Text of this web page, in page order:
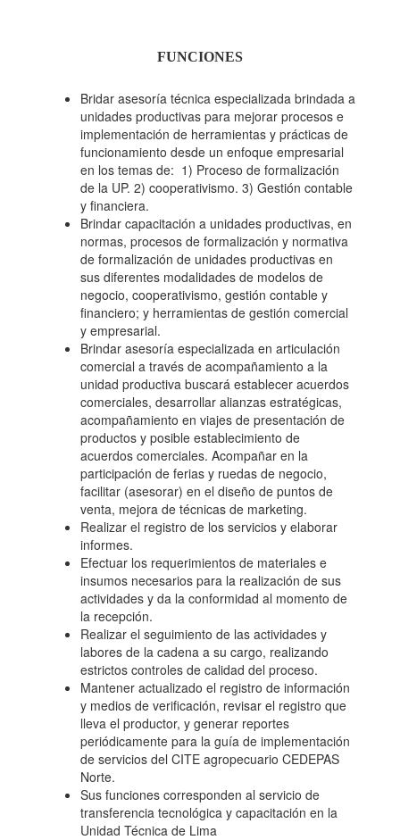
FUNCIONES
Bridar asesoría técnica especializada brindada a
unidades productivas para mejorar procesos e
implementación de herramientas y prácticas de
funcionamiento desde un enfoque empresarial
en los temas de: 1) Proceso de formalización
de la UP. 2) cooperativismo. 3) Gestión contable
y financiera.
Brindar capacitación a unidades productivas, en
normas, procesos de formalización y normativa
de formalización de unidades productivas en
sus diferentes modalidades de modelos de
negocio, cooperativismo, gestión contable y
financiero; y herramientas de gestión comercial
y empresarial.
Brindar asesoría especializada en articulación
comercial a través de acompañamiento a la
unidad productiva buscará establecer acuerdos
comerciales, desarrollar alianzas estratégicas,
acompañamiento en viajes de presentación de
productos y posible establecimiento de
acuerdos comerciales. Acompañar en la
participación de ferias y ruedas de negocio,
facilitar (asesorar) en el diseño de puntos de
venta, mejora de técnicas de marketing.
Realizar el registro de los servicios y elaborar
informes.
Efectuar los requerimientos de materiales e
insumos necesarios para la realización de sus
actividades y da la conformidad al momento de
la recepción.
Realizar el seguimiento de las actividades y
labores de la cadena a su cargo, realizando
estrictos controles de calidad del proceso.
Mantener actualizado el registro de información
y medios de verificación, revisar el registro que
lleva el productor, y generar reportes
periódicamente para la guía de implementación
de servicios del CITE agropecuario CEDEPAS
Norte.
Sus funciones corresponden al servicio de
transferencia tecnológica y capacitación en la
Unidad Técnica de Lima